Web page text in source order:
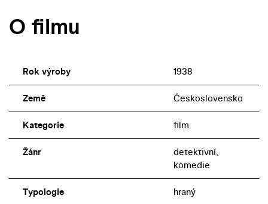
O filmu
Rok výroby 1938
Země Československo
Kategorie film
Žánr
detektivní,
komedie
Typologie hraný